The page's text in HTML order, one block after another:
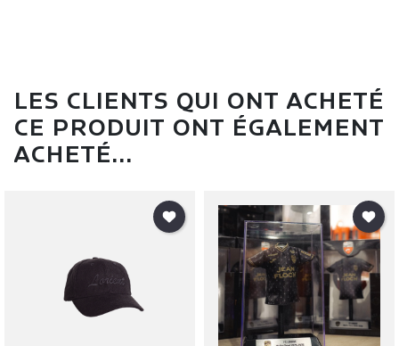
LES CLIENTS QUI ONT ACHETÉ
CE PRODUIT ONT ÉGALEMENT
ACHETÉ...